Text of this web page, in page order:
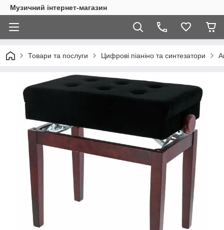
Музичний інтернет-магазин
Товари та послуги Цифрові піаніно та синтезатори